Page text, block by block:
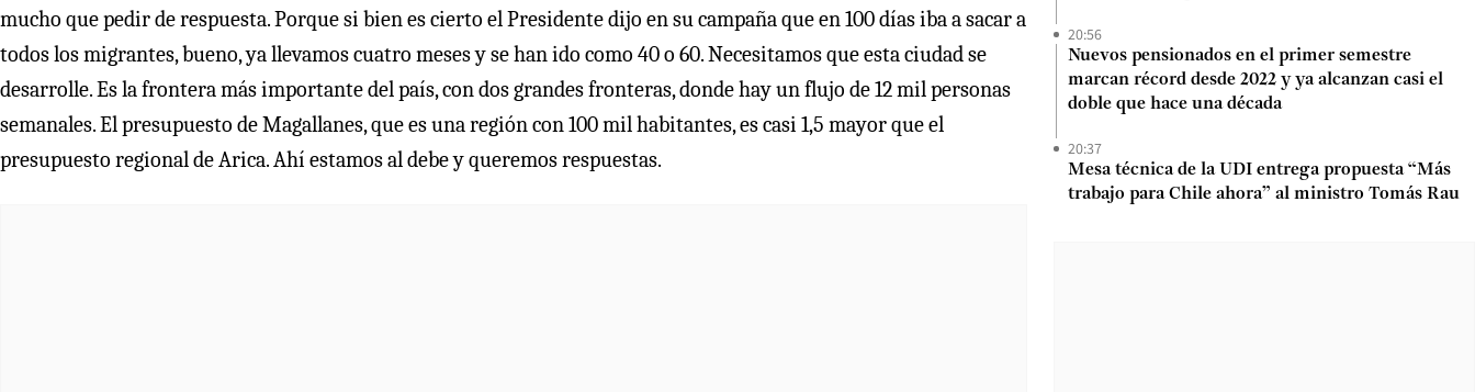
mucho que pedir de respuesta. Porque si bien es cierto el Presidente dijo en su campaña que en 100 días iba a sacar a
todos los migrantes, bueno, ya llevamos cuatro meses y se han ido como 40 o 60. Necesitamos que esta ciudad se
desarrolle. Es la frontera más importante del país, con dos grandes fronteras, donde hay un flujo de 12 mil personas
semanales. El presupuesto de Magallanes, que es una región con 100 mil habitantes, es casi 1,5 mayor que el
presupuesto regional de Arica. Ahí estamos al debe y queremos respuestas.
20:56
Nuevos pensionados en el primer semestre
marcan récord desde 2022 y ya alcanzan casi el
doble que hace una década
20:37
Mesa técnica de la UDI entrega propuesta “Más
trabajo para Chile ahora” al ministro Tomás Rau